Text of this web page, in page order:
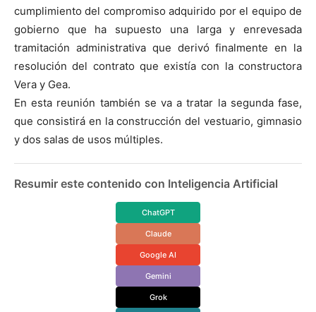
cumplimiento del compromiso adquirido por el equipo de
gobierno que ha supuesto una larga y enrevesada
tramitación administrativa que derivó finalmente en la
resolución del contrato que existía con la constructora
Vera y Gea.
En esta reunión también se va a tratar la segunda fase,
que consistirá en la construcción del vestuario, gimnasio
y dos salas de usos múltiples.
Resumir este contenido con Inteligencia Artificial
ChatGPT
Claude
Google AI
Gemini
Grok